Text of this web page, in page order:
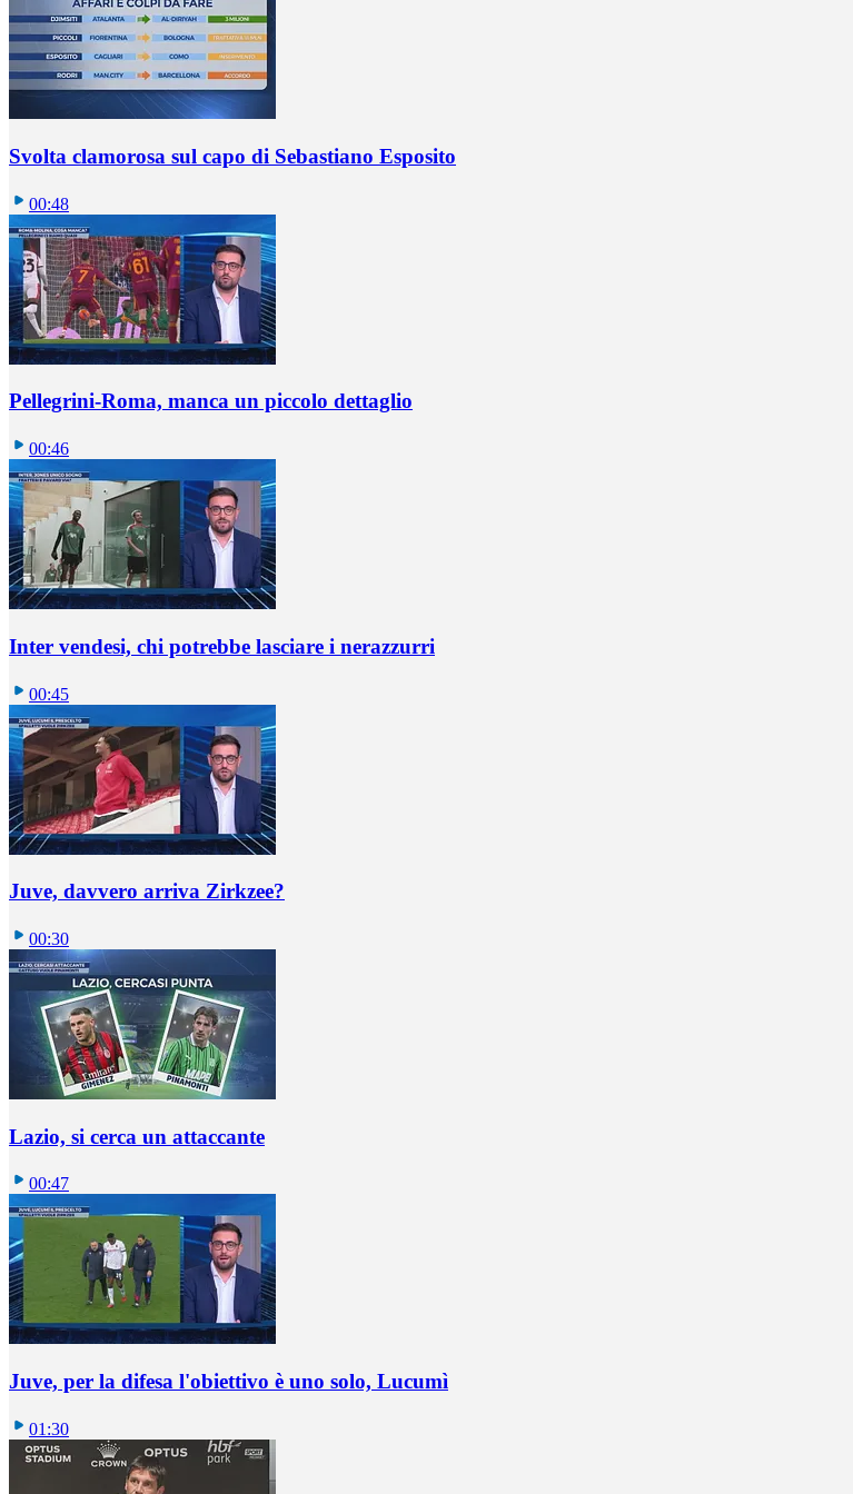
Svolta clamorosa sul capo di Sebastiano Esposito
00:48
Pellegrini-Roma, manca un piccolo dettaglio
00:46
Inter vendesi, chi potrebbe lasciare i nerazzurri
00:45
Juve, davvero arriva Zirkzee?
00:30
Lazio, si cerca un attaccante
00:47
Juve, per la difesa l'obiettivo è uno solo, Lucumì
01:30